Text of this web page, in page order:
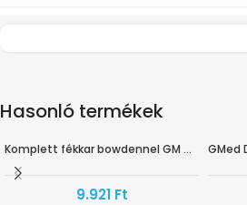
Hasonló termékek
HAMAROSAN ÉRKEZIK
Komplett fékkar bowdennel GM 4258 rollátorhoz
9.921 Ft